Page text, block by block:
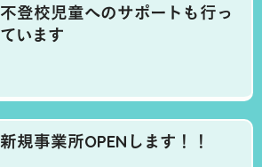
不登校児童へのサポートも行っ
ています
新規事業所OPENします！！